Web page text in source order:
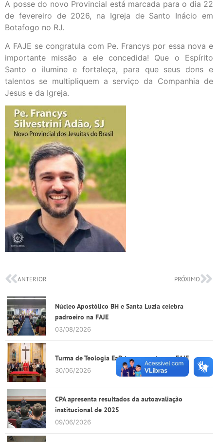
A posse do novo Provincial está marcada para o dia 22
de fevereiro de 2026, na Igreja de Santo Inácio em
Botafogo no RJ.
A FAJE se congratula com Pe. Francys por essa nova e
importante missão a ele concedida! Que o Espírito
Santo o ilumine e fortaleça, para que seus dons e
talentos se multipliquem a serviço da Companhia de
Jesus e da Igreja.
ANTERIOR PRÓXIMO
Núcleo Apostólico BH e Santa Luzia celebra
padroeiro na FAJE
03/08/2026
Turma de Teologia EaD tem encontro na FAJE
30/06/2026
CPA apresenta resultados da autoavaliação
institucional de 2025
09/06/2026